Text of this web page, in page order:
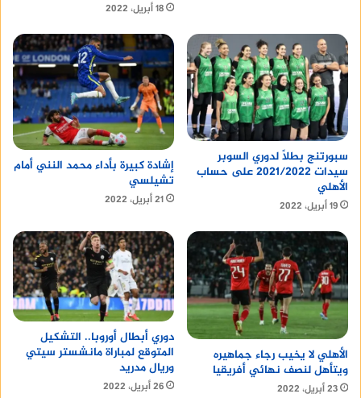
18 أبريل، 2022
سبورتنج بطلًا لدوري السوبر
سيدات 2021/2022 على حساب
الأهلي
19 أبريل، 2022
إشادة كبيرة بأداء محمد النني أمام
تشيلسي
21 أبريل، 2022
الأهلي لا يخيب رجاء جماهيره
ويتأهل لنصف نهائي أفريقيا
23 أبريل، 2022
دوري أبطال أوروبا.. التشكيل
المتوقع لمباراة مانشستر سيتي
وريال مدريد
26 أبريل، 2022